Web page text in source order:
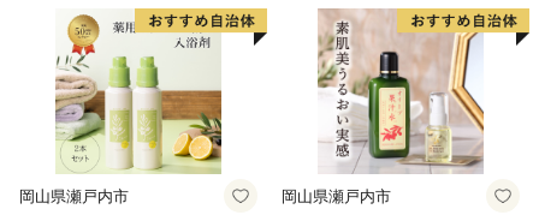
合、お礼の品の再送はいたしません。あらかじめご了承
ください。
・令和7年4月1日から葛城市のふるさと納税相談窓口が
以下の連絡先に変更になりました。お手数ですが、ご質
問、ご相談等ございましたら下記連絡先までご連絡いた
だきますようお願いいたします。
岡山県瀬戸内市 岡山県瀬戸内市